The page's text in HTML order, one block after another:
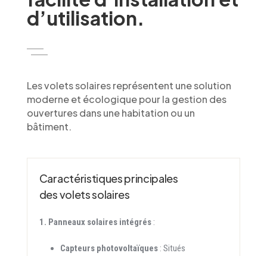
d’utilisation.
Les volets solaires représentent une solution
moderne et écologique pour la gestion des
ouvertures dans une habitation ou un
bâtiment.
Caractéristiques principales
des volets solaires
1. Panneaux solaires intégrés:
Capteurs photovoltaïques: Situés